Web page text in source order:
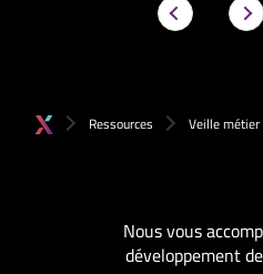
Ressources Veille métier
Nous vous
développement